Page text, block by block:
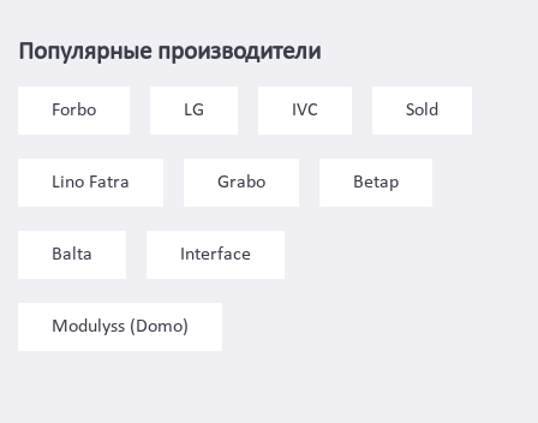
Популярные производители
Forbo LG IVC Sold
Lino Fatra Grabo Betap
Balta Interface
Modulyss (Domo)